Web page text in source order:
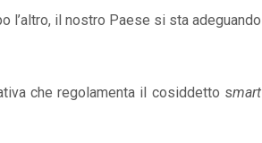
l’altro, il nostro Paese si sta adeguando
che regolamenta il cosiddetto smart